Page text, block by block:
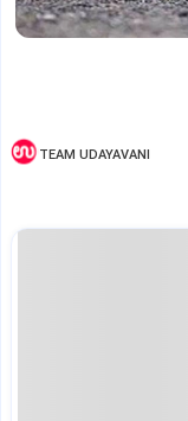
TEAM UDAYAVANI